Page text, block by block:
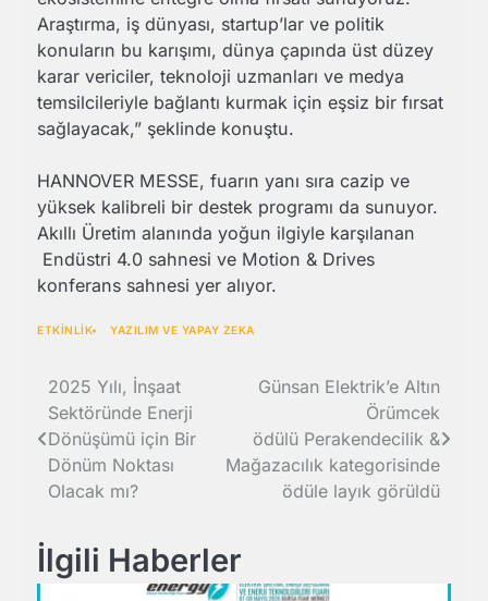
Araştırma, iş dünyası, startup’lar ve politik
konuların bu karışımı, dünya çapında üst düzey
karar vericiler, teknoloji uzmanları ve medya
temsilcileriyle bağlantı kurmak için eşsiz bir fırsat
sağlayacak,” şeklinde konuştu.
HANNOVER MESSE, fuarın yanı sıra cazip ve
yüksek kalibreli bir destek programı da sunuyor.
Akıllı Üretim alanında yoğun ilgiyle karşılanan
Endüstri 4.0 sahnesi ve Motion & Drives
konferans sahnesi yer alıyor.
ETKİNLİK YAZILIM VE YAPAY ZEKA
Yazı
gezinmesi
2025 Yılı, İnşaat
Sektöründe Enerji
Dönüşümü için Bir
Dönüm Noktası
Olacak mı?
Günsan Elektrik’e Altın
Örümcek
ödülü Perakendecilik &
Mağazacılık kategorisinde
ödüle layık görüldü
İlgili Haberler